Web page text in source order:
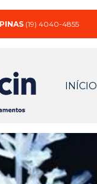
(19) 4040-4855
INÍCIO